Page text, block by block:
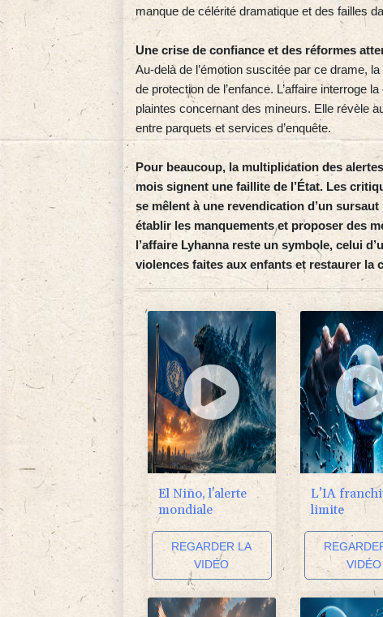
manque de célérité dramatique et des failles
Une crise de confiance et des réformes
Au‑delà de l’émotion suscitée par ce drame,
de protection de l’enfance. L’affaire interroge
plaintes concernant des mineurs. Elle révèle
entre parquets et services d’enquête.
Pour beaucoup, la multiplication des
mois signent une faillite de l’État. Les
se mêlent à une revendication d’un
établir les manquements et proposer des
l’affaire Lyhanna reste un symbole, celui
violences faites aux enfants et restaurer la
El Niño, l'alerte
mondiale
REGARDER LA
VIDÉO
L’IA
limite
VIDÉO